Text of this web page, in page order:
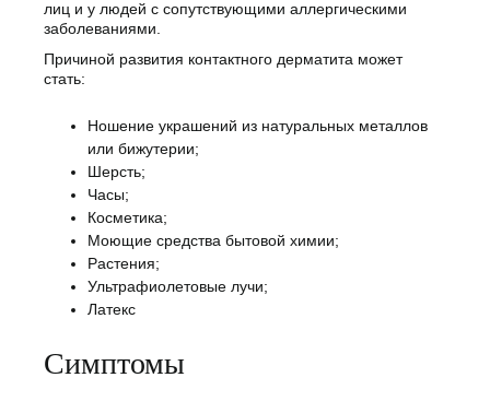
лиц и у людей с сопутствующими аллергическими
заболеваниями.
Причиной развития контактного дерматита может
стать:
Ношение украшений из натуральных металлов
или бижутерии;
Шерсть;
Часы;
Косметика;
Моющие средства бытовой химии;
Растения;
Ультрафиолетовые лучи;
Латекс
Симптомы